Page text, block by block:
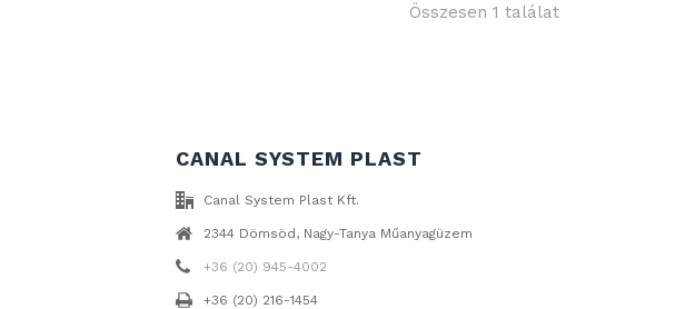
Összesen 1 találat
CANAL SYSTEM PLAST
Canal System Plast Kft.
2344 Dömsöd, Nagy-Tanya Műanyagüzem
+36 (20) 945-4002
+36 (20) 216-1454